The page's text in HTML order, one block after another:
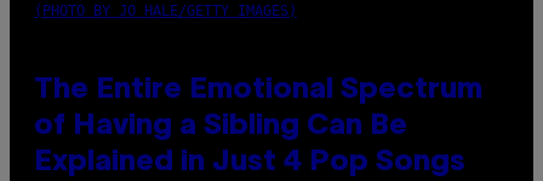
(PHOTO BY JO HALE/GETTY IMAGES)
The Entire Emotional Spectrum
of Having a Sibling Can Be
Explained in Just 4 Pop Songs